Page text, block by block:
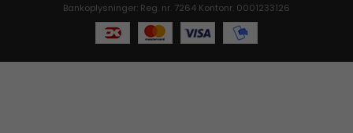
Bankoplysninger: Reg. nr. 7264 Kontonr. 0001233126